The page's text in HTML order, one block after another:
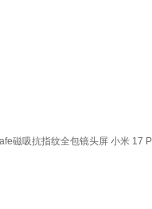
磁吸抗指纹全包镜头屏 小米 17